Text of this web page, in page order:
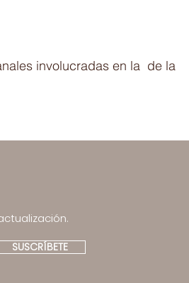
involucradas en la de la
SUSCRÍBETE